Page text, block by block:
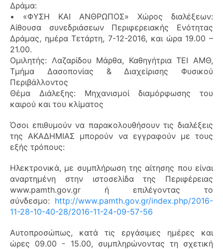
Δράμα:
• «ΦΥΣΗ ΚΑΙ ΑΝΘΡΩΠΟΣ» Χώρος διαλέξεων:
Αίθουσα συνεδριάσεων Περιφερειακής Ενότητας
Δράμας, ημέρα Τετάρτη, 7-12-2016, και ώρα 19.00 –
21.00.
Ομιλητής: Λαζαρίδου Μάρθα, Καθηγήτρια ΤΕΙ ΑΜΘ,
Τμήμα Δασοπονίας & Διαχείρισης Φυσικού
Περιβάλλοντος
Θέμα Διάλεξης: Μηχανισμοί διαμόρφωσης του
καιρού και του κλίματος
Όσοι επιθυμούν να παρακολουθήσουν τις διαλέξεις
της ΑΚΑΔΗΜΙΑΣ μπορούν να εγγραφούν με τους
εξής τρόπους:
Ηλεκτρονικά, με συμπλήρωση της αίτησης που είναι
αναρτημένη στην ιστοσελίδα της Περιφέρειας
www.pamth.gov.gr ή επιλέγοντας το
σύνδεσμο: http://www.pamth.gov.gr/index.php/2016-
11-28-10-40-28/2016-11-24-09-57-56
Αυτοπροσώπως, κατά τις εργάσιμες ημέρες και
ώρες 09.00 - 15.00, συμπληρώνοντας τη σχετική